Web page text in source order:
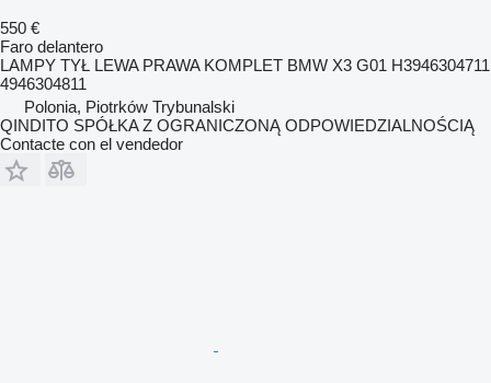
550 €
Faro delantero
LAMPY TYŁ LEWA PRAWA KOMPLET BMW X3 G01 H3946304711
4946304811
Polonia, Piotrków Trybunalski
QINDITO SPÓŁKA Z OGRANICZONĄ ODPOWIEDZIALNOŚCIĄ
Contacte con el vendedor